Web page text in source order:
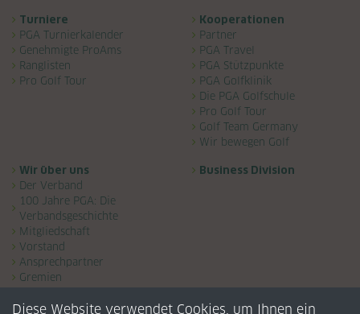
Diese Website verwendet Cookies, um Ihnen ein
Turniere
PGA Turnierkalender
Genehmigte ProAms
Ranglisten
Pro Golf Tour
Kooperationen
Partner
PGA Travel
PGA Stützpunkte
PGA Golfklinik
Die PGA Golfschule
Pro Golf Tour
Golf Team Germany
Wir bewegen Golf
Wir über uns
Der Verband
100 Jahre PGA: Die
Verbandsgeschichte
Mitgliedschaft
Vorstand
Ansprechpartner
Gremien
PGA Awards
Business Division